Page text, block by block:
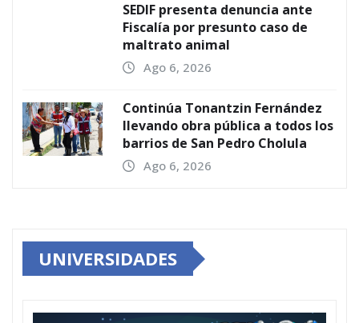
SEDIF presenta denuncia ante
Fiscalía por presunto caso de
maltrato animal
Ago 6, 2026
Continúa Tonantzin Fernández
llevando obra pública a todos los
barrios de San Pedro Cholula
Ago 6, 2026
UNIVERSIDADES